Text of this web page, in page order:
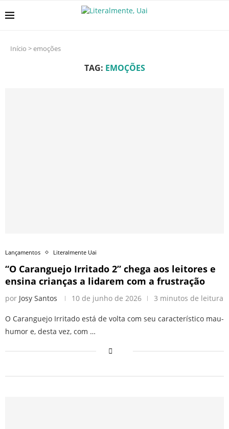
Início >emoções
TAG: EMOÇÕES
Lançamentos Literalmente Uai
“O Caranguejo Irritado 2” chega aos leitores e
ensina crianças a lidarem com a frustração
por Josy Santos 10 de junho de 2026 3 minutos de leitura
O Caranguejo Irritado está de volta com seu característico mau-
humor e, desta vez, com …